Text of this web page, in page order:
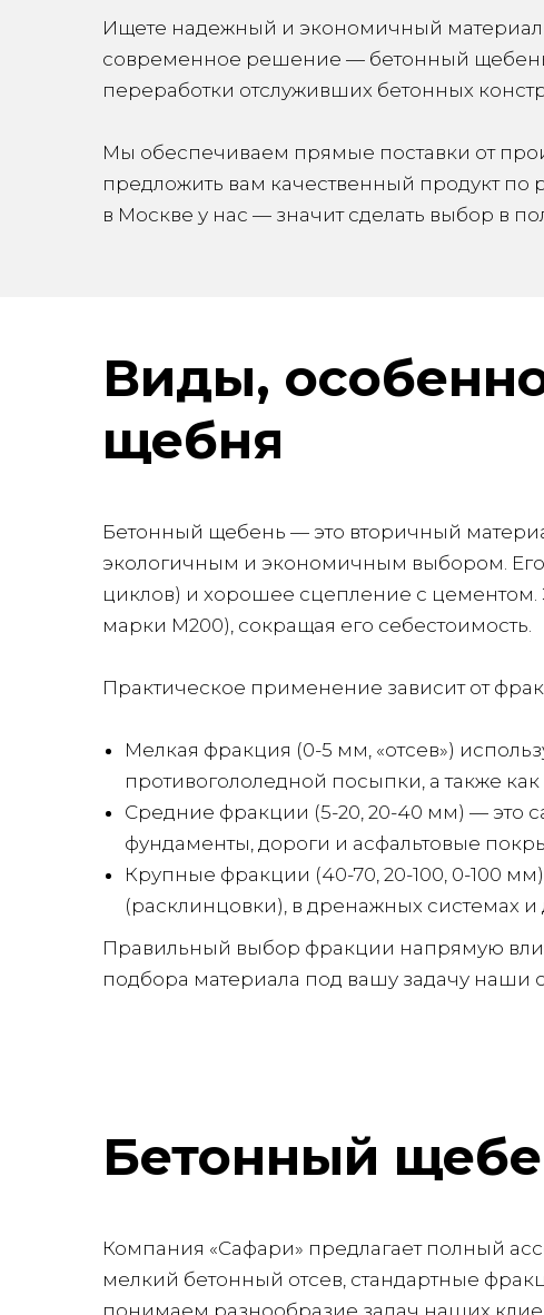
Ищете надежный и экономичный материал
современное решение — бетонный
переработки отслуживших бетонных
Мы обеспечиваем прямые поставки от
предложить вам качественный продукт по
в Москве у нас — значит сделать выбор в
Виды,
щебня
Бетонный щебень — это вторичный
экологичным и экономичным выбором.
циклов) и хорошее сцепление с цементом.
марки М200), сокращая его себестоимость.
Практическое применение зависит от
Мелкая фракция (0-5 мм, «отсев»)
противогололедной посыпки, а также
Средние фракции (5-20, 20-40 мм) — это
фундаменты, дороги и асфальтовые
Крупные фракции (40-70, 20-100, 0-100
(расклинцовки), в дренажных системах
Правильный выбор фракции напрямую
подбора материала под вашу задачу наши
Бетонный
Компания «Сафари» предлагает полный
мелкий бетонный отсев, стандартные
понимаем разнообразие задач наших